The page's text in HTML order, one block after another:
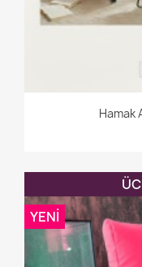
Hamak
YENI